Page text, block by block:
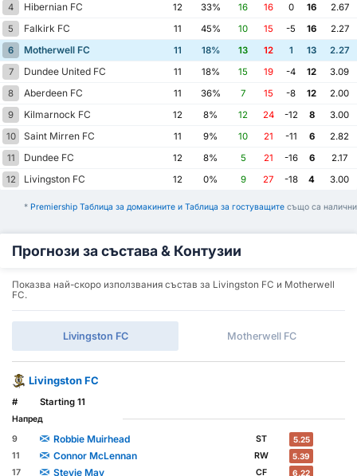
4
Hibernian FC 12 33% 16 16 0 16
2.67
5
Falkirk FC 11 45% 10 15 -5 16
2.27
6
Motherwell FC 11 18% 13 12 1 13
2.27
7
Dundee United FC 11 18% 15 19 -4 12
3.09
8
Aberdeen FC 11 36% 7 15 -8 12
2.00
9
Kilmarnock FC 12 8% 12 24 -12 8
3.00
10
Saint Mirren FC 11 9% 10 21 -11 6
2.82
11
Dundee FC 12 8% 5 21 -16 6
2.17
12
Livingston FC 12 0% 9 27 -18 4 3.00
* Premiership Таблица за домакините и Таблица за гостуващите също са налични
Прогнози за състава & Контузии
Показва най-скоро използвания състав за Livingston FC и Motherwell
FC.
Livingston FC Motherwell FC
Livingston FC
# Starting 11
Напред
9
Robbie Muirhead ST 5.25
11 Connor McLennan RW 5.39
17 Stevie May CF 6.22